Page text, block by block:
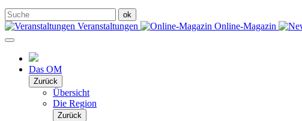
Veranstaltungen Online-Magazin
Das OM
Zurück
Übersicht
Die Region
Zurück